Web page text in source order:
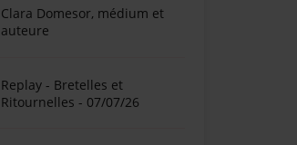
Clara Domesor, médium et
auteure
Replay - Bretelles et
Ritournelles - 07/07/26